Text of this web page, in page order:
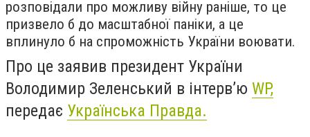
розповідали про можливу війну раніше, то це
призвело б до масштабної паніки, а це
вплинуло б на спроможність України воювати.
Про це заявив президент України
Володимир Зеленський в інтерв’ю WP,
передає Українська Правда.